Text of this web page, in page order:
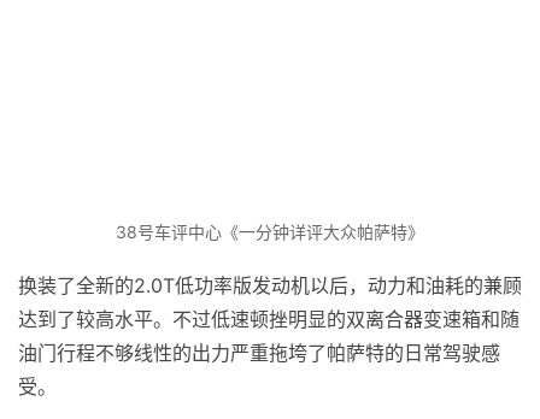
38号车评中心《一分钟详评大众帕萨特》
换装了全新的2.0T低功率版发动机以后，动力和油耗的兼顾
达到了较高水平。不过低速顿挫明显的双离合器变速箱和随
油门行程不够线性的出力严重拖垮了帕萨特的日常驾驶感
受。